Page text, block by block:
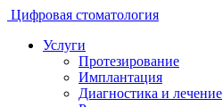
Цифровая стоматология
Услуги
Протезирование
Имплантация
Диагностика и лечение